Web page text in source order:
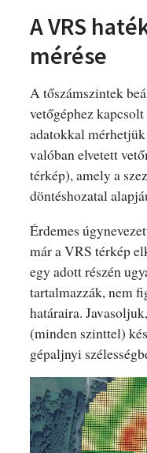
A VRS
mérése
A tőszámszintek
vetőgéphez
adatokkal
valóban elvetett
térkép), amely a
döntéshozatal
Érdemes
már a VRS térkép
egy adott részén
tartalmazzák, nem
határaira.
(minden szinttel)
gépaljnyi